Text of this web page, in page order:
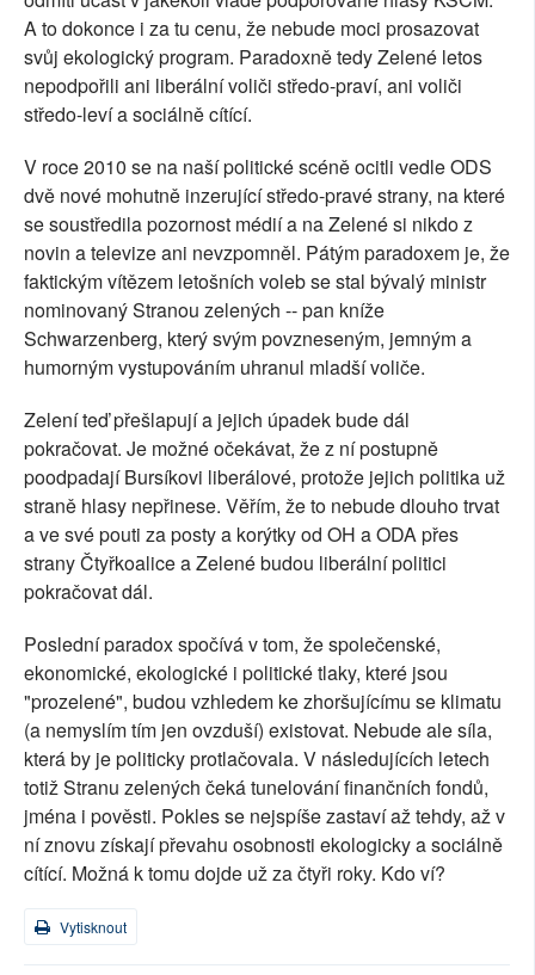
A to dokonce i za tu cenu, že nebude moci prosazovat
svůj ekologický program. Paradoxně tedy Zelené letos
nepodpořili ani liberální voliči středo-praví, ani voliči
středo-leví a sociálně cítící.
V roce 2010 se na naší politické scéně ocitli vedle ODS
dvě nové mohutně inzerující středo-pravé strany, na které
se soustředila pozornost médií a na Zelené si nikdo z
novin a televize ani nevzpomněl. Pátým paradoxem je, že
faktickým vítězem letošních voleb se stal bývalý ministr
nominovaný Stranou zelených -- pan kníže
Schwarzenberg, který svým povzneseným, jemným a
humorným vystupováním uhranul mladší voliče.
Zelení teď přešlapují a jejich úpadek bude dál
pokračovat. Je možné očekávat, že z ní postupně
poodpadají Bursíkovi liberálové, protože jejich politika už
straně hlasy nepřinese. Věřím, že to nebude dlouho trvat
a ve své pouti za posty a korýtky od OH a ODA přes
strany Čtyřkoalice a Zelené budou liberální politici
pokračovat dál.
Poslední paradox spočívá v tom, že společenské,
ekonomické, ekologické i politické tlaky, které jsou
"prozelené", budou vzhledem ke zhoršujícímu se klimatu
(a nemyslím tím jen ovzduší) existovat. Nebude ale síla,
která by je politicky protlačovala. V následujících letech
totiž Stranu zelených čeká tunelování finančních fondů,
jména i pověsti. Pokles se nejspíše zastaví až tehdy, až v
ní znovu získají převahu osobnosti ekologicky a sociálně
cítící. Možná k tomu dojde už za čtyři roky. Kdo ví?
Vytisknout